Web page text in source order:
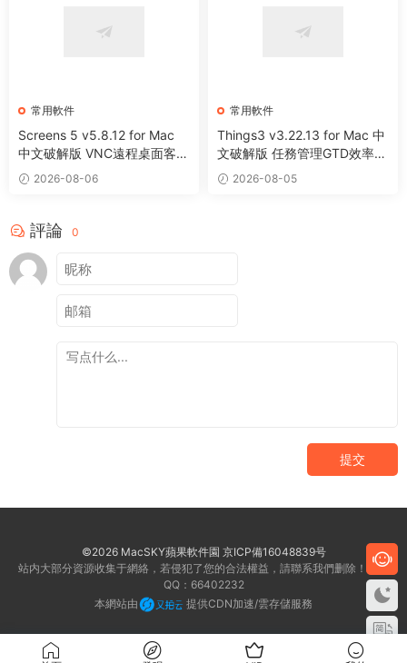
常用軟件
Screens 5 v5.8.12 for Mac
中文破解版 VNC遠程桌面客戶
端應用程序
2026-08-06
常用軟件
Things3 v3.22.13 for Mac 中
文破解版 任務管理GTD效率工
具 2026-08-05
評論 0
提交
©2026 MacSKY蘋果軟件園 京ICP備16048839号
站内大部分資源收集于網絡，若侵犯了您的合法權益，請聯系我們删除！客服
QQ：66402232
本網站由
提供CDN加速/雲存儲服務